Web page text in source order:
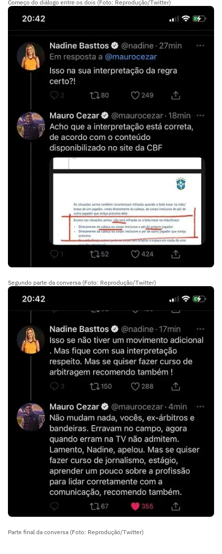
Começo do diálogo entre os dois (Foto: Reprodução/Twitter)
Segundo parte da conversa (Foto: Reprodução/Twitter)
Parte final da conversa (Foto: Reprodução/Twitter)